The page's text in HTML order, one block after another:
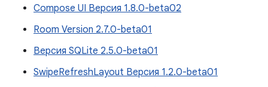
Compose UI Версия 1.8.0-beta02
Room Version 2.7.0-beta01
Версия SQLite 2.5.0-beta01
SwipeRefreshLayout Версия 1.2.0-beta01